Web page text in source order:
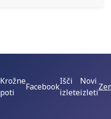
Krožne
poti
Facebook
Išči
izlete
Novi
izleti